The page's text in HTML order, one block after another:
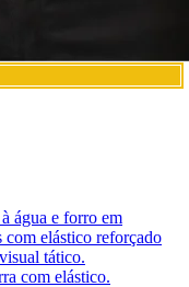
água e forro em
com elástico reforçado
tático.
com elástico.